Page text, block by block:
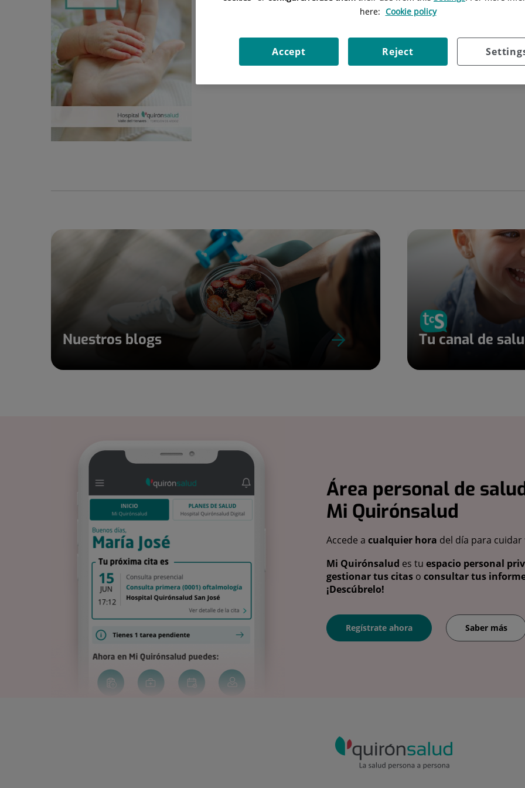
La forma de llevar a cabo estos cuidados va a condicionar el confort, el
Descargar guía
Nuestros blogs Tu canal de
Área personal de
Mi Quirónsalud
Accede a cualquier hora del día para cuidar
Mi Quirónsalud es tu espacio personal
gestionar tus citas o consultar tus
¡Descúbrelo!
Regístrate ahora Saber más
here: Cookie policy
Reject
Accept